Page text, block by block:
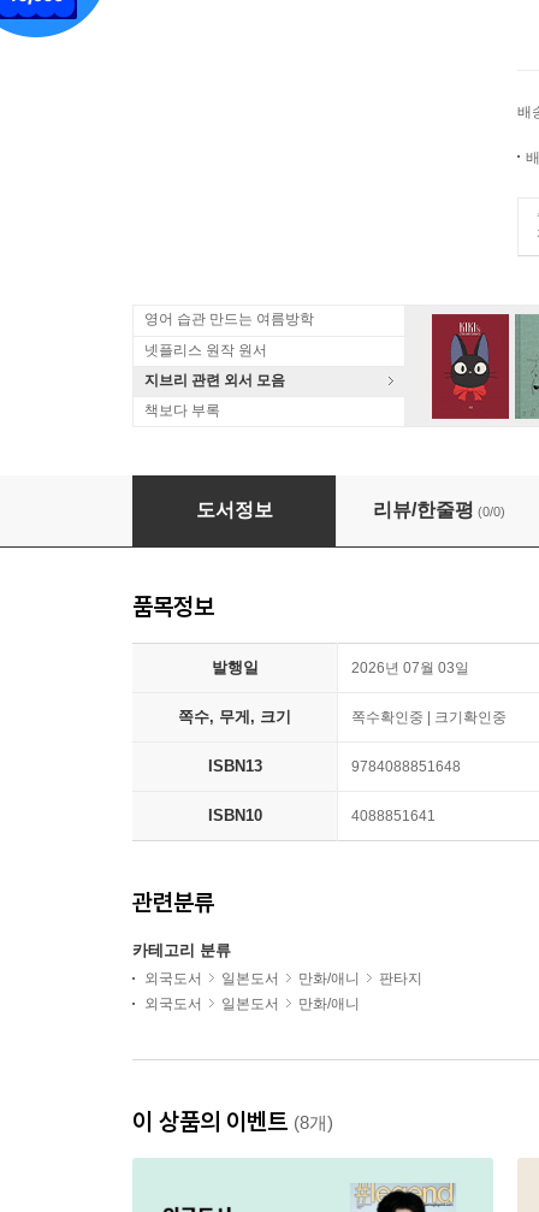
배
영어 습관 만드는 여름방학
넷플리스 원작 원서
지브리 관련 외서 모음
책보다 부록
神ヨムふたり 1
도서정보 리뷰/한줄평 (0/0)
품목정보
발행일 2026년 07월 03일
쪽수, 무게, 크기 쪽수확인중 | 크기확인중
ISBN13 9784088851648
ISBN10 4088851641
관련분류
카테고리 분류
외국도서 일본도서 만화/애니
판타지
외국도서
일본도서 만화/애니
이 상품의 이벤트 (8개)